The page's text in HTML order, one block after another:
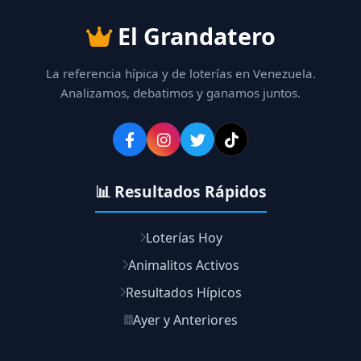
El Grandatero
La referencia hípica y de loterías en Venezuela.
Analizamos, debatimos y ganamos juntos.
📊 Resultados Rápidos
Loterías Hoy
Animalitos Activos
Resultados Hípicos
Ayer y Anteriores